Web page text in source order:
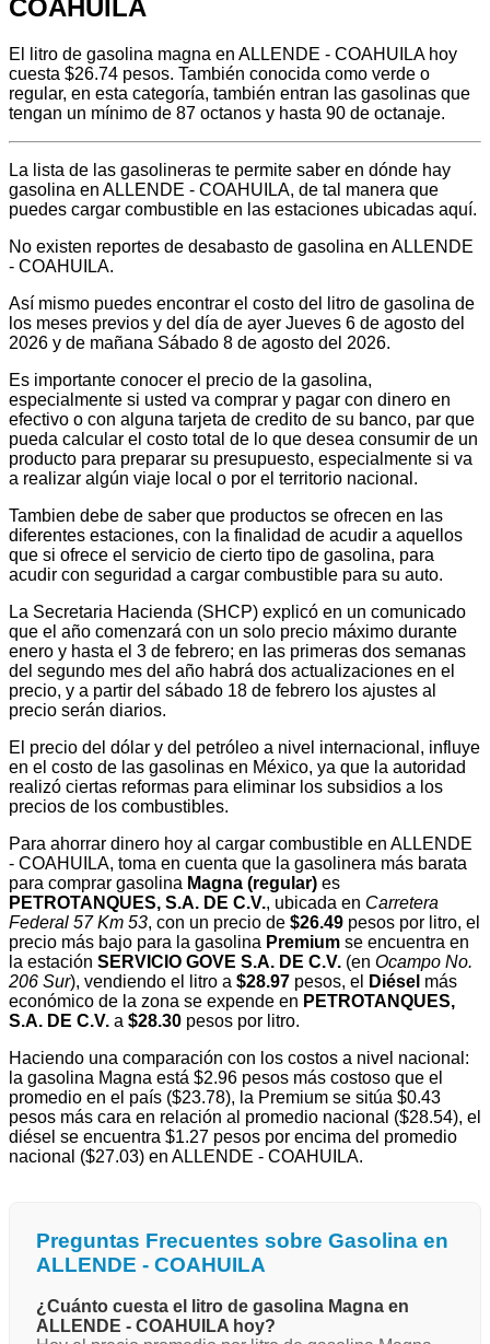
COAHUILA
El litro de gasolina magna en ALLENDE - COAHUILA hoy
cuesta $26.74 pesos. También conocida como verde o
regular, en esta categoría, también entran las gasolinas que
tengan un mínimo de 87 octanos y hasta 90 de octanaje.
La lista de las gasolineras te permite saber en dónde hay
gasolina en ALLENDE - COAHUILA, de tal manera que
puedes cargar combustible en las estaciones ubicadas aquí.
No existen reportes de desabasto de gasolina en ALLENDE
- COAHUILA.
Así mismo puedes encontrar el costo del litro de gasolina de
los meses previos y del día de ayer Jueves 6 de agosto del
2026 y de mañana Sábado 8 de agosto del 2026.
Es importante conocer el precio de la gasolina,
especialmente si usted va comprar y pagar con dinero en
efectivo o con alguna tarjeta de credito de su banco, par que
pueda calcular el costo total de lo que desea consumir de un
producto para preparar su presupuesto, especialmente si va
a realizar algún viaje local o por el territorio nacional.
Tambien debe de saber que productos se ofrecen en las
diferentes estaciones, con la finalidad de acudir a aquellos
que si ofrece el servicio de cierto tipo de gasolina, para
acudir con seguridad a cargar combustible para su auto.
La Secretaria Hacienda (SHCP) explicó en un comunicado
que el año comenzará con un solo precio máximo durante
enero y hasta el 3 de febrero; en las primeras dos semanas
del segundo mes del año habrá dos actualizaciones en el
precio, y a partir del sábado 18 de febrero los ajustes al
precio serán diarios.
El precio del dólar y del petróleo a nivel internacional, influye
en el costo de las gasolinas en México, ya que la autoridad
realizó ciertas reformas para eliminar los subsidios a los
precios de los combustibles.
Para ahorrar dinero hoy al cargar combustible en ALLENDE
- COAHUILA, toma en cuenta que la gasolinera más barata
para comprar gasolina Magna (regular) es
PETROTANQUES, S.A. DE C.V., ubicada en Carretera
Federal 57 Km 53, con un precio de $26.49 pesos por litro, el
precio más bajo para la gasolina Premium se encuentra en
la estación SERVICIO GOVE S.A. DE C.V. (en Ocampo No.
206 Sur), vendiendo el litro a $28.97 pesos, el Diésel más
económico de la zona se expende en PETROTANQUES,
S.A. DE C.V. a $28.30 pesos por litro.
Haciendo una comparación con los costos a nivel nacional:
la gasolina Magna está $2.96 pesos más costoso que el
promedio en el país ($23.78), la Premium se sitúa $0.43
pesos más cara en relación al promedio nacional ($28.54), el
diésel se encuentra $1.27 pesos por encima del promedio
nacional ($27.03) en ALLENDE - COAHUILA.
Preguntas Frecuentes sobre Gasolina en
ALLENDE - COAHUILA
¿Cuánto cuesta el litro de gasolina Magna en
ALLENDE - COAHUILA hoy?